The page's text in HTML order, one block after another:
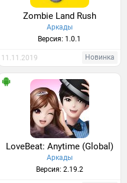
Zombie Land Rush
Аркады
Версия: 1.0.1
11.11.2019 Новинка
LoveBeat: Anytime (Global)
Аркады
Версия: 2.19.2